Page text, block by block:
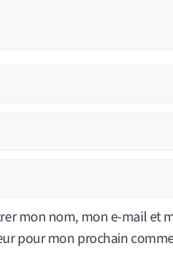
mon nom, mon e-mail et
pour mon prochain